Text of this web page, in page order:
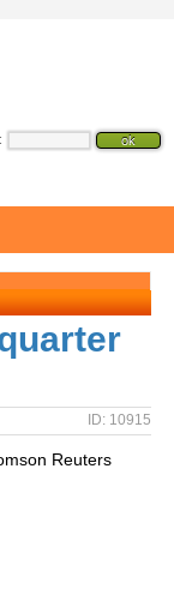
ID: 10915
Reuters